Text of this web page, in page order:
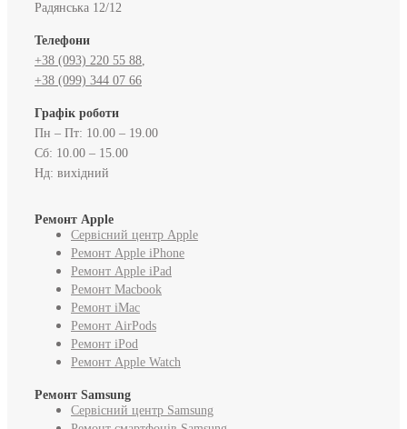
Радянська 12/12
Телефони
+38 (093) 220 55 88,
+38 (099) 344 07 66
Графік роботи
Пн – Пт: 10.00 – 19.00
Сб: 10.00 – 15.00
Нд: вихідний
Ремонт Apple
Сервісний центр Apple
Ремонт Apple iPhone
Ремонт Apple iPad
Ремонт Macbook
Ремонт iMac
Ремонт AirPods
Ремонт iPod
Ремонт Apple Watch
Ремонт Samsung
Сервісний центр Samsung